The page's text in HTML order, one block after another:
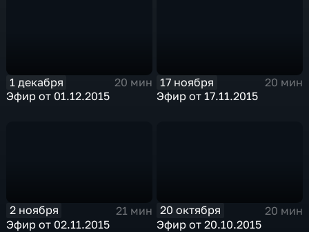
1 декабря
20 мин
Эфир от 01.12.2015
17 ноября
20 мин
Эфир от 17.11.2015
2 ноября
21 мин
Эфир от 02.11.2015
20 октября
20 мин
Эфир от 20.10.2015